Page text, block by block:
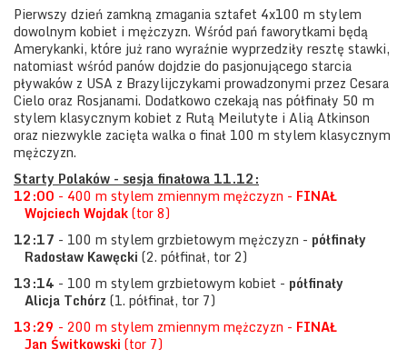
Pierwszy dzień zamkną zmagania sztafet 4x100 m stylem
dowolnym kobiet i mężczyzn. Wśród pań faworytkami będą
Amerykanki, które już rano wyraźnie wyprzedziły resztę stawki,
natomiast wśród panów dojdzie do pasjonującego starcia
pływaków z USA z Brazylijczykami prowadzonymi przez Cesara
Cielo oraz Rosjanami. Dodatkowo czekają nas półfinały 50 m
stylem klasycznym kobiet z Rutą Meilutyte i Alią Atkinson
oraz niezwykle zacięta walka o finał 100 m stylem klasycznym
mężczyzn.
Starty Polaków - sesja finałowa 11.12:
12:00 - 400 m stylem zmiennym mężczyzn - FINAŁ
Wojciech Wojdak(tor 8)
12:17 - 100 m stylem grzbietowym mężczyzn - półfinały
Radosław Kawęcki (2. półfinał, tor 2)
13:14 - 100 m stylem grzbietowym kobiet - półfinały
Alicja Tchórz (1. półfinał, tor 7)
13:29 - 200 m stylem zmiennym mężczyzn - FINAŁ
Jan Świtkowski (tor 7)